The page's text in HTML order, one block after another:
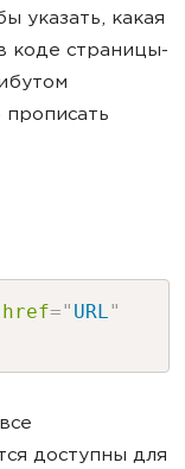
указать, какая
коде страницы-
прописать
href=" URL"
доступны для